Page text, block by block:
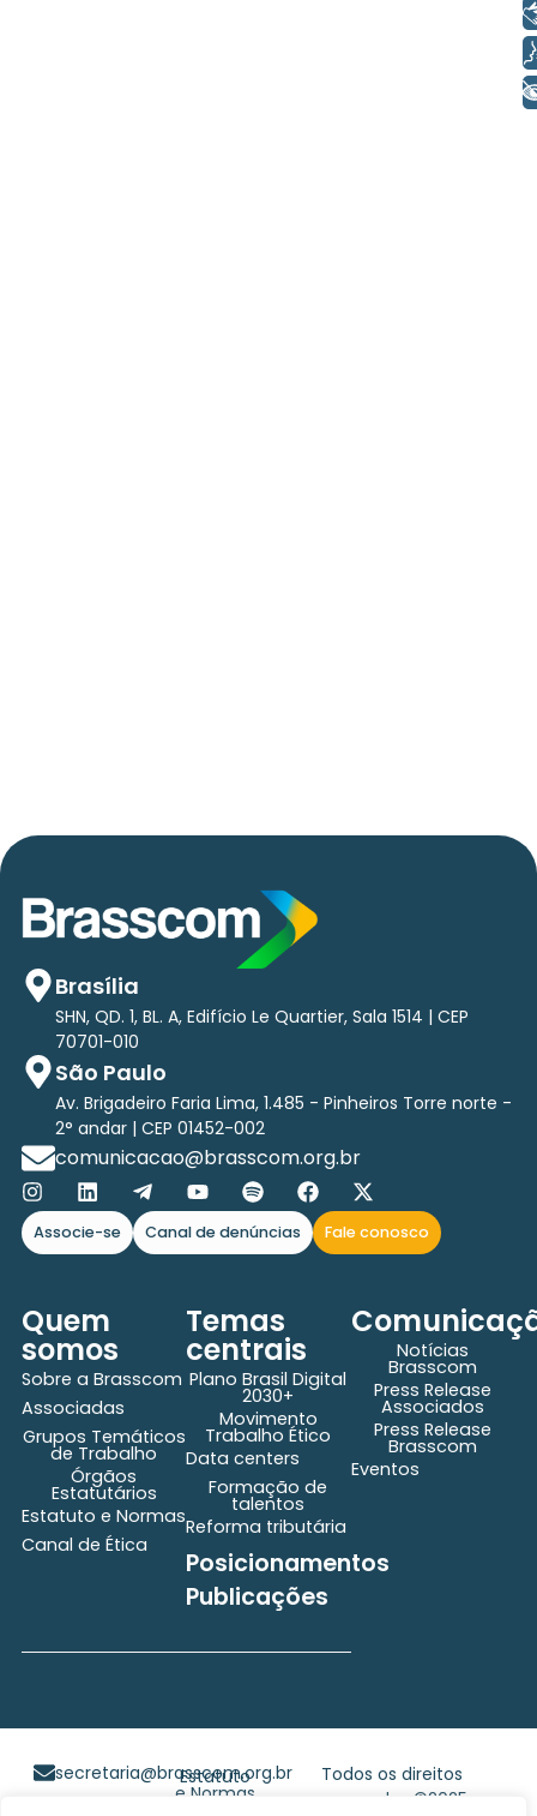
Brasília
SHN, QD. 1, BL. A, Edifício Le Quartier, Sala 1514 | CEP
70701-010
São Paulo
Av. Brigadeiro Faria Lima, 1.485 - Pinheiros Torre norte -
2° andar | CEP 01452-002
comunicacao@brasscom.org.br
Associe-se Canal de denúncias Fale conosco
Quem
somos
Sobre a Brasscom
Associadas
Grupos Temáticos
de Trabalho
Órgãos
Estatutários
Estatuto e Normas
Canal de Ética
Temas
centrais
Plano Brasil Digital
2030+
Movimento
Trabalho Ético
Data centers
Formação de
talentos
Reforma tributária
Posicionamentos
Publicações
Notícias
Brasscom
Press Release
Associados
Press Release
Brasscom
Eventos
Todos os direitos
reservados ©2025
secretaria@brasscom.org.br
Estatuto
e Normas